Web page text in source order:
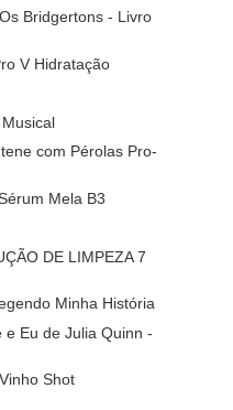
Bridgertons - Livro
V Hidratação
com Pérolas Pro-
Mela B3
DE LIMPEZA 7
Minha História
e Eu de Julia Quinn -
Shot